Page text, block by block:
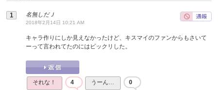
名無しだＪ
2018年2月14日 10:21 AM
キャラ作りにしか見えなかったけど、キスマイのファンからもさいて
ーって言われてたのにはビックリした。
それな！ 4 うーん… 0